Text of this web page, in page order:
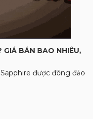
GIÁ BÁN BAO NHIÊU,
được đông đảo